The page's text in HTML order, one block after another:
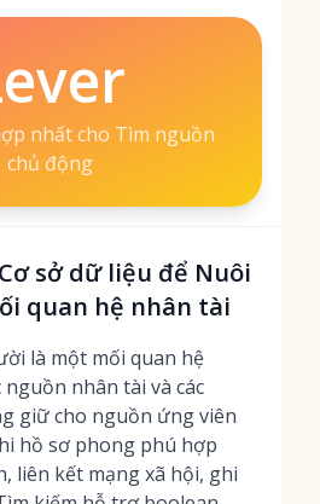
nhất cho Tìm nguồn
chủ động
sở dữ liệu để Nuôi
quan hệ nhân tài
là một mối quan hệ
nguồn nhân tài và các
giữ cho nguồn ứng viên
hồ sơ phong phú hợp
liên kết mạng xã hội, ghi